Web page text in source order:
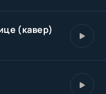
(кавер)